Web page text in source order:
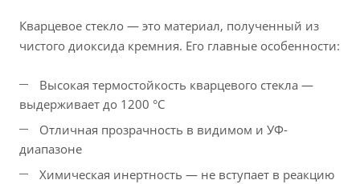
Кварцевое стекло — это материал, полученный из
чистого диоксида кремния. Его главные особенности:
Высокая термостойкость кварцевого стекла —
выдерживает до 1200 °C
Отличная прозрачность в видимом и УФ-
диапазоне
Химическая инертность — не вступает в реакцию